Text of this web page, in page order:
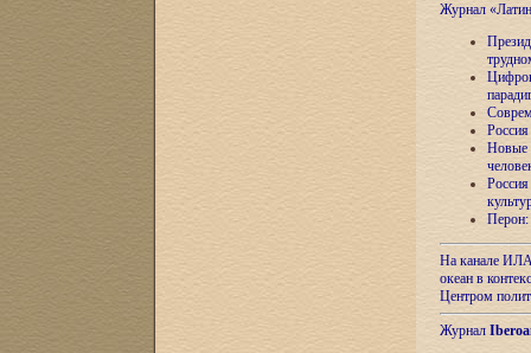
Журнал
Новые
Перон:
На канале
океан в
Центром
Журнал